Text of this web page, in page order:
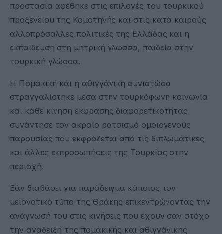
προστασία αφέθηκε στις επιλογές του τουρκικού
προξενείου της Κομοτηνής και στις κατά καιρούς
αλλοπρόσαλλες πολιτικές της Ελλάδας και η
εκπαίδευση στη μητρική γλώσσα, παιδεία στην
τουρκική γλώσσα.
Η Πομακική και η αθιγγάνικη συνιστώσα
στραγγαλίστηκε μέσα στην τουρκόφωνη κοινωνία
και κάθε κίνηση έκφρασης διαφορετικότητας
συνάντησε τον ακραίο ρατσισμό ομοιογενούς
παρουσίας που εκφράζεται από τις διπλωματικές
και άλλες εκπροσωπήσεις της Τουρκίας στην
περιοχή.
Εάν διαβάσει για παράδειγμα κάποιος τον
μειονοτικό τύπο της Θράκης επικεντρώνοντας την
ανάγνωσή του στις κινήσεις που έχουν σαν στόχο
την ανάδειξη της πομακικής και αθιγγάνικης